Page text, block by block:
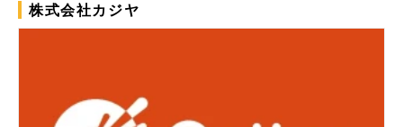
株式会社カジヤ